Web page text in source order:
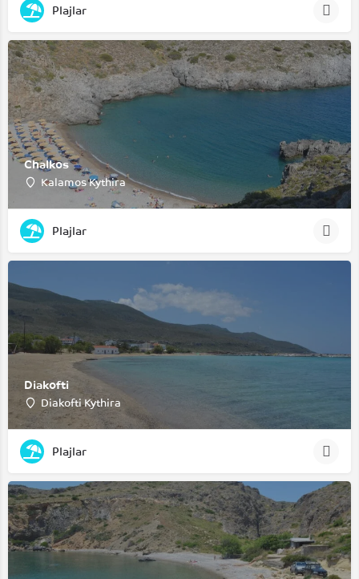
Plajlar
Chalkos
Kalamos Kythira
Plajlar
Diakofti
Diakofti Kythira
Plajlar